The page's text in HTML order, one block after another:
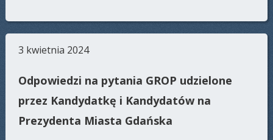
3 kwietnia 2024
Odpowiedzi na pytania GROP udzielone
przez Kandydatkę i Kandydatów na
Prezydenta Miasta Gdańska